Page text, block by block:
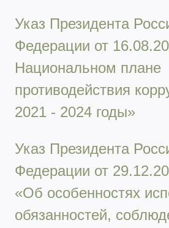
Указ Президента
Федерации от
Национальном плане
противодействия
2021 - 2024 годы»
Указ Президента
Федерации от
«Об особенностях
обязанностей,